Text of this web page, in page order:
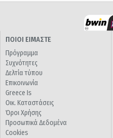
ΠΟΙΟΙ ΕΙΜΑΣΤΕ
Πρόγραμμα
Συχνότητες
Δελτία τύπου
Επικοινωνία
Greece Is
Οικ. Καταστάσεις
Όροι Χρήσης
Προσωπικά Δεδομένα
Cookies